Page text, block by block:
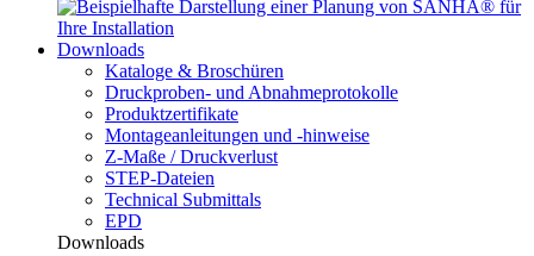
Downloads
Kataloge & Broschüren
Druckproben- und Abnahmeprotokolle
Produktzertifikate
Montageanleitungen und -hinweise
Z-Maße / Druckverlust
STEP-Dateien
Technical Submittals
EPD
Downloads